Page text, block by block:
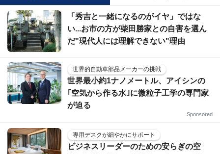
「秀吉と一緒になるのがイヤ」ではな
い...お市の方が柴田勝家との自害を選ん
だ"現代人には理解できない"理由
世界的自動車部品メーカーの挑戦
世界最小約1ナノメートル、アイシンの
｢空気から作る水｣に微粒子工学の専門家
が迫る
Sponsored
専用デスクが細やかにサポート
ビジネスリーダーのための安らぎの空